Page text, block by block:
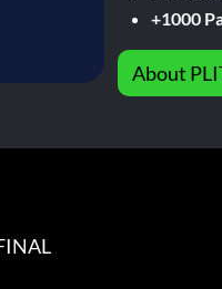
+1000
About